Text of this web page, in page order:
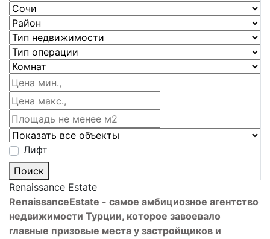
Лифт
Поиск
Renaissance Estate
RenaissanceEstate - самое амбициозное агентство
недвижимости Турции, которое завоевало
главные призовые места у застройщиков и